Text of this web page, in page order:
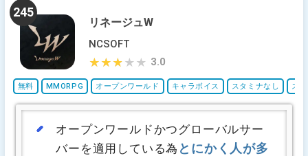
リネージュW
245
NCSOFT
無料 MMORPG オープンワールド キャラボイス スタミナなし ス
3.0
★★★★★
★★★★★
オープンワールドかつグローバルサー
バーを適用している為 とにかく人が多